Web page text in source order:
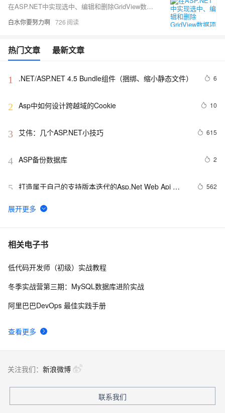
在ASP.NET中实现选中、编辑和删除GridView数据项
白水你要努力啊 726
热门文章 最新文章
1 .NET/ASP.NET 4.5 Bundle组件（捆绑、缩小静态文件） 6
2 Asp中如何设计跨越域的Cookie 10
3 艾伟：几个ASP.NET小技巧 615
4 ASP备份数据库 2
5 打造属于自己的支持版本迭代的Asp.Net Web Api
562
6 [ASP]GetRows的用法详解！
7 asp: AJAX Database
8 asp.net word操作
ASP.NET Web API(参数绑定)
相关电子书
查看更多
低代码开发师（初级）实战教程
冬季实战营第三期：MySQL数据库进阶实战
阿里巴巴DevOps 最佳实践手册
关注我们： 新浪微博
联系我们